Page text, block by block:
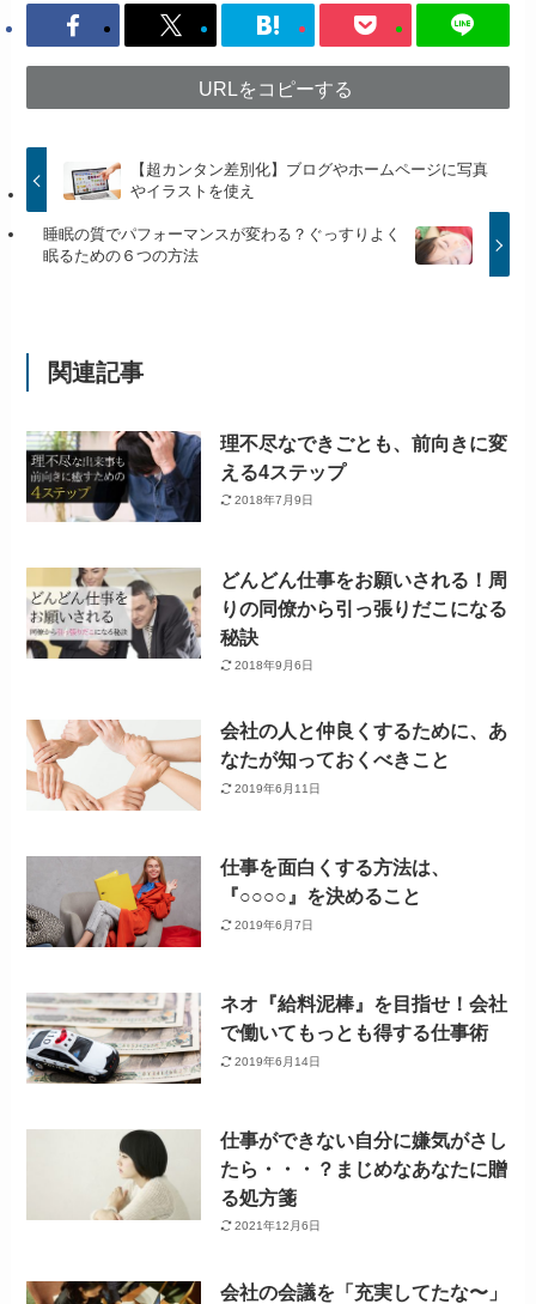
URLをコピーする
【超カンタン差別化】ブログやホームページに写真
やイラストを使え
睡眠の質でパフォーマンスが変わる？ぐっすりよく
眠るための６つの方法
関連記事
理不尽なできごとも、前向きに変
える4ステップ
2018年7月9日
どんどん仕事をお願いされる！周
りの同僚から引っ張りだこになる
秘訣
2018年9月6日
会社の人と仲良くするために、あ
なたが知っておくべきこと
2019年6月11日
仕事を面白くする方法は、
『○○○○』を決めること
2019年6月7日
ネオ『給料泥棒』を目指せ！会社
で働いてもっとも得する仕事術
2019年6月14日
仕事ができない自分に嫌気がさし
たら・・・？まじめなあなたに贈
る処方箋
2021年12月6日
会社の会議を「充実してたな〜」